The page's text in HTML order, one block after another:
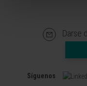
Darse
Síguenos